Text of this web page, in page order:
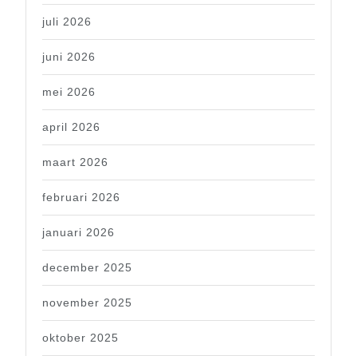
juli 2026
juni 2026
mei 2026
april 2026
maart 2026
februari 2026
januari 2026
december 2025
november 2025
oktober 2025